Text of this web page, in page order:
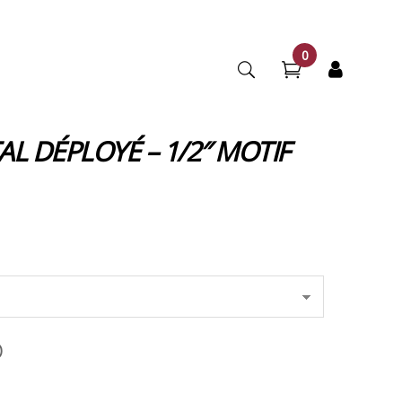
0
DÉPLOYÉ – 1/2″ MOTIF